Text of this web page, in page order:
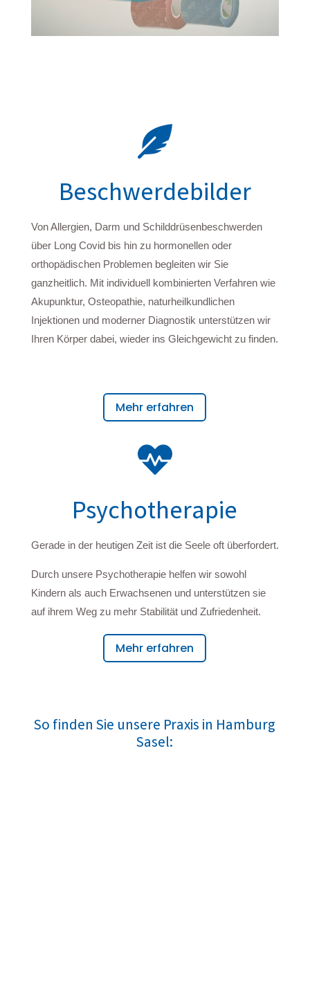

Beschwerdebilder
Von Allergien, Darm und Schilddrüsenbeschwerden
über Long Covid bis hin zu hormonellen oder
orthopädischen Problemen begleiten wir Sie
ganzheitlich. Mit individuell kombinierten Verfahren wie
Akupunktur, Osteopathie, naturheilkundlichen
Injektionen und moderner Diagnostik unterstützen wir
Ihren Körper dabei, wieder ins Gleichgewicht zu finden.
Mehr erfahren

Psychotherapie
Gerade in der heutigen Zeit ist die Seele oft überfordert.
Durch unsere Psychotherapie helfen wir sowohl
Kindern als auch Erwachsenen und unterstützen sie
auf ihrem Weg zu mehr Stabilität und Zufriedenheit.
Mehr erfahren
So finden Sie unsere Praxis in Hamburg
Sasel: